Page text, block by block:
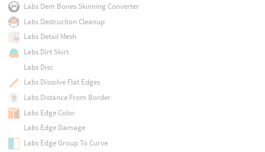
Labs Dem Bones Skinning Converter
Labs Destruction Cleanup
Labs Detail Mesh
Labs Dirt Skirt
Labs Disc
Labs Dissolve Flat Edges
Labs Distance From Border
Labs Edge Color
Labs Edge Damage
Labs Edge Group To Curve